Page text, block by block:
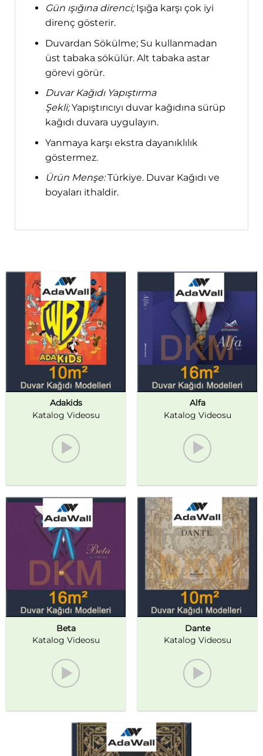
Gün ışığına direnci;Işığa karşı çok iyi
direnç gösterir.
Duvardan Sökülme; Su kullanmadan
üst tabaka sökülür. Alt tabaka astar
görevi görür.
Duvar Kağıdı Yapıştırma
Şekli;Yapıştırıcıyı duvar kağıdına sürüp
kağıdı duvara uygulayın.
Yanmaya karşı ekstra dayanıklılık
göstermez.
Ürün Menşe:Türkiye. Duvar Kağıdı ve
boyaları ithaldir.
Adakids
Katalog Videosu
Alfa
Katalog Videosu
Beta
Katalog Videosu
Dante
Katalog Videosu